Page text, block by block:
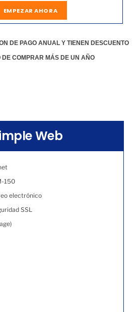
EMPEZAR AHORA
DE PAGO ANUAL Y TIENEN DESCUENTO
DE COMPRAR MÁS DE UN AÑO
Web
150
electrónico
SSL